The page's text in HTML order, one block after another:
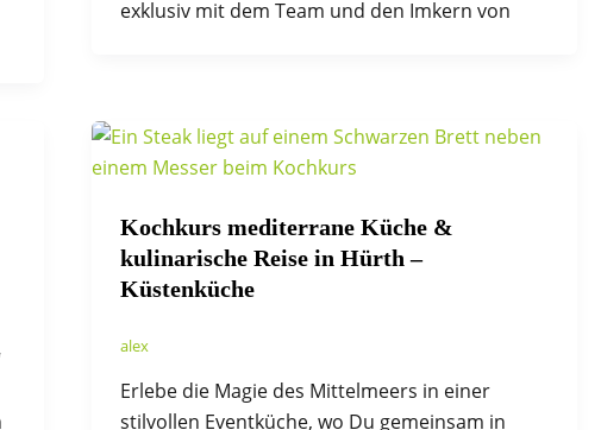
exklusiv mit dem Team und den Imkern von
Kochkurs mediterrane Küche &
kulinarische Reise in Hürth –
Küstenküche
alex
Erlebe die Magie des Mittelmeers in einer
stilvollen Eventküche, wo Du gemeinsam in